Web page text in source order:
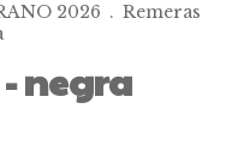
2026 . Remeras
- negra